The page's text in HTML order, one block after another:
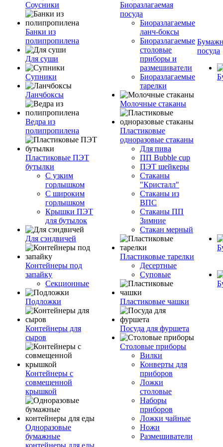
Соусники
Банки из
полипропилена
Для суши
Супники
Ланчбоксы
Ведра из
полипропилена
Пластиковые ПЭТ
бутылки
С узким
горлышком
С широким
горлышком
Крышки ПЭТ
для бутылок
Для сэндвичей
Контейнеры под
запайку
Секционные
Подложки
Контейнеры для
сыров
Контейнеры с
совмещенной
крышкой
Одноразовые
бумажные
контейнеры для еды
Биоразлагаемая
посуда
Биоразлагаемые
ланч-боксы
Биоразлагаемые
столовые
приборы и
размешиватели
Биоразлагаемые
тарелки
Молочные стаканы
Пластиковые
одноразовые стаканы
Для пива
ПП Bubble cup
ПЭТ шейкеры
Стаканы
"Кристалл"
Стаканы из
ВПС
Стаканы ПП
Зимние
Стакан мерный
Пластиковые тарелки
Десертные
Суповые
Пластиковые чашки
Посуда для фуршета
Столовые приборы
Вилки
Конверты для
приборов
Ложки
столовые
Наборы
приборов
Ложки чайные
Ножи
Размешиватели
посуда